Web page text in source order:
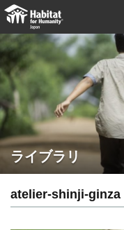
ライブラリ
atelier-shinji-ginza